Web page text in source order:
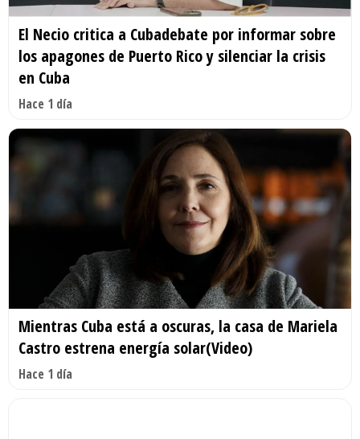
El Necio critica a Cubadebate por informar sobre
los apagones de Puerto Rico y silenciar la crisis
en Cuba
Hace 1 día
Mientras Cuba está a oscuras, la casa de Mariela
Castro estrena energía solar(Video)
Hace 1 día